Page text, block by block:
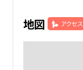
地図 アクセス